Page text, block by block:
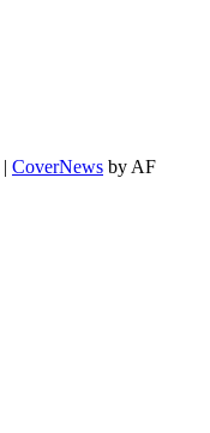
| CoverNews by AF